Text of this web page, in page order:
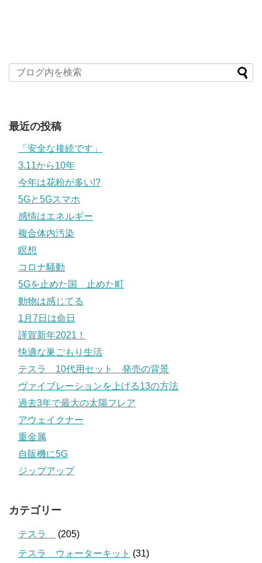
最近の投稿
「安全な接続です」
3.11から10年
今年は花粉が多い!?
5Gと5Gスマホ
感情はエネルギー
複合体内汚染
瞑想
コロナ騒動
5Gを止めた国 止めた町
動物は感じてる
1月7日は命日
謹賀新年2021！
快適な巣ごもり生活
テスラ 10代用セット 発売の背景
ヴァイブレーションを上げる13の方法
過去3年で最大の太陽フレア
アウェイクナー
重金属
自販機に5G
ジップアップ
カテゴリー
テスラ
(205)
テスラ ウォーターキット (31)